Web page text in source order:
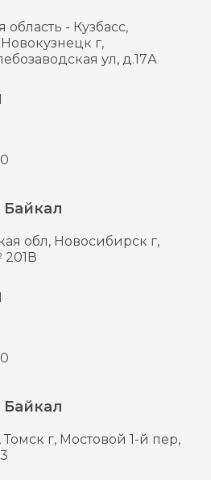
область - Кузбасс,
г,
ул, д.17А
обл, Новосибирск г,
г, Мостовой 1-й пер,